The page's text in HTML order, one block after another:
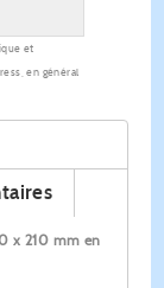
et
en général
x 210 mm en